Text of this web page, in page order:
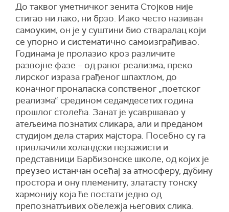
До таквог уметничког зенита Стојков није
стигао ни лако, ни брзо. Иако често називан
самоуким, он је у суштини био стваралац који
се упорно и систематично самоизграђивао.
Годинама је пролазио кроз различите
развојне фазе – од раног реализма, преко
лирског израза грађеног шпахтлом, до
коначног проналаска сопственог „поетског
реализма“ средином седамдесетих година
прошлог столећа. Занат је усавршавао у
атељеима познатих сликара, али и преданом
студијом дела старих мајстора. Посебно су га
привлачили холандски пејзажисти и
представници Барбизонске школе, од којих је
преузео истанчан осећај за атмосферу, дубину
простора и ону племениту, златасту тонску
хармонију која ће постати једно од
препознатљивих обележја његових слика.